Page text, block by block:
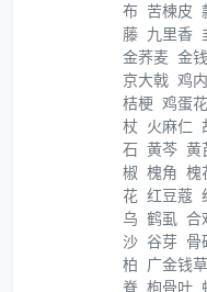
布 苦楝皮
藤 九里香
金荞麦 金
京大戟 鸡
桔梗 鸡蛋花
杖 火麻仁
石 黄芩 黄
椒 槐角 槐
花 红豆蔻
乌 鹤虱 合
沙 谷芽 骨
柏 广金钱草
脊 枸骨叶